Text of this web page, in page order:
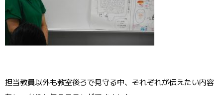
担当教員以外も教室後ろで見守る中、それぞれが伝えたい内容